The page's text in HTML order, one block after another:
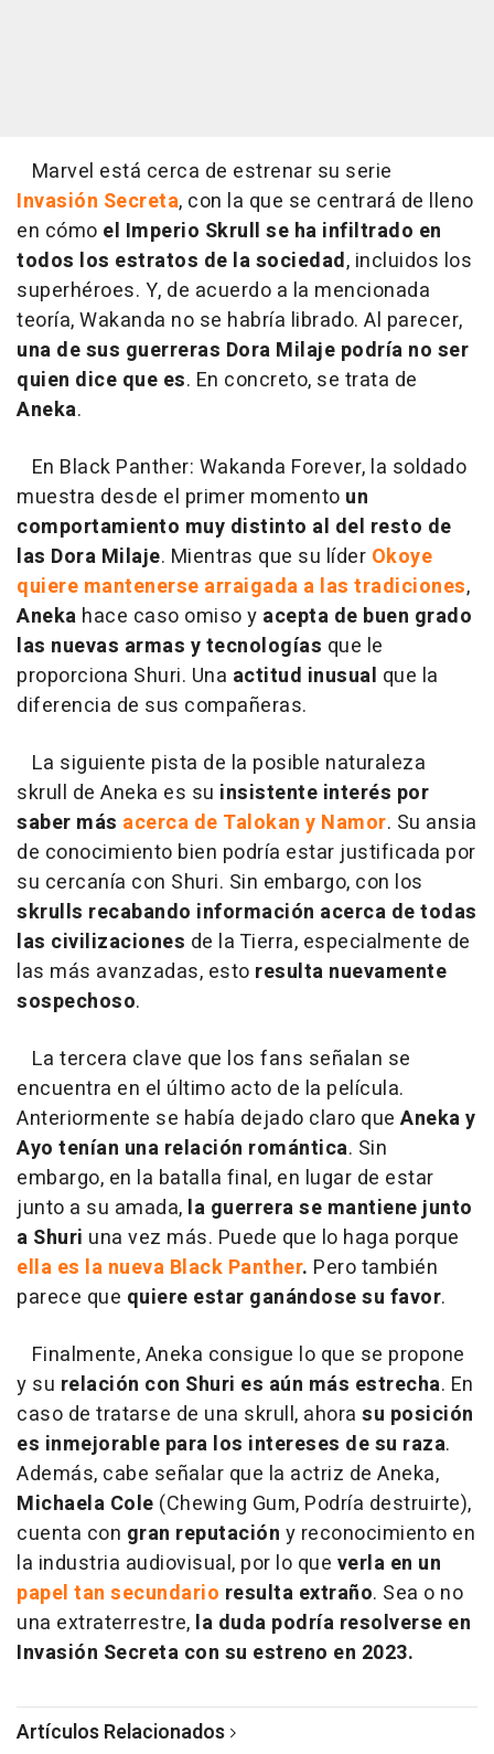
Marvel está cerca de estrenar su serie
Invasión Secreta, con la que se centrará de lleno
en cómo el Imperio Skrull se ha infiltrado en
todos los estratos de la sociedad, incluidos los
superhéroes. Y, de acuerdo a la mencionada
teoría, Wakanda no se habría librado. Al parecer,
una de sus guerreras Dora Milaje podría no ser
quien dice que es. En concreto, se trata de
Aneka.
En Black Panther: Wakanda Forever, la soldado
muestra desde el primer momento un
comportamiento muy distinto al del resto de
las Dora Milaje. Mientras que su líder Okoye
quiere mantenerse arraigada a las tradiciones,
Aneka hace caso omiso y acepta de buen grado
las nuevas armas y tecnologías que le
proporciona Shuri. Una actitud inusual que la
diferencia de sus compañeras.
La siguiente pista de la posible naturaleza
skrull de Aneka es su insistente interés por
saber más acerca de Talokan y Namor. Su ansia
de conocimiento bien podría estar justificada por
su cercanía con Shuri. Sin embargo, con los
skrulls recabando información acerca de todas
las civilizaciones de la Tierra, especialmente de
las más avanzadas, esto resulta nuevamente
sospechoso.
La tercera clave que los fans señalan se
encuentra en el último acto de la película.
Anteriormente se había dejado claro que Aneka y
Ayo tenían una relación romántica. Sin
embargo, en la batalla final, en lugar de estar
junto a su amada, la guerrera se mantiene junto
a Shuri una vez más. Puede que lo haga porque
ella es la nueva Black Panther. Pero también
parece que quiere estar ganándose su favor.
Finalmente, Aneka consigue lo que se propone
y su relación con Shuri es aún más estrecha. En
caso de tratarse de una skrull, ahora su posición
es inmejorable para los intereses de su raza.
Además, cabe señalar que la actriz de Aneka,
Michaela Cole (Chewing Gum, Podría destruirte),
cuenta con gran reputación y reconocimiento en
la industria audiovisual, por lo que verla en un
papel tan secundario resulta extraño. Sea o no
una extraterrestre, la duda podría resolverse en
Invasión Secreta con su estreno en 2023.
Artículos Relacionados